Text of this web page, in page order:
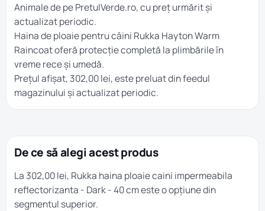
Animalede pe PretulVerde.ro, cu preț urmărit și
actualizat periodic.
Haina de ploaie pentru câini Rukka Hayton Warm
Raincoat oferă protecție completă la plimbările în
vreme rece și umedă.
Prețul afișat, 302,00 lei, este preluat din feedul
magazinului și actualizat periodic.
De ce să alegi acest produs
La 302,00 lei, Rukka haina ploaie caini impermeabila
reflectorizanta - Dark - 40 cm este o opțiune din
segmentul superior.